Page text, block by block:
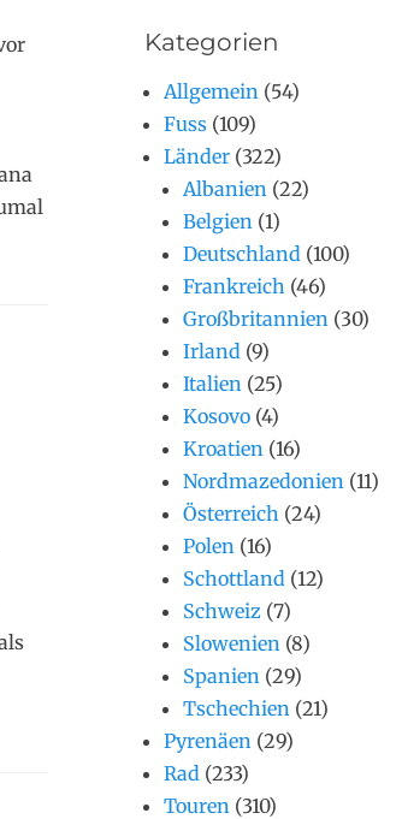
Kategorien
Allgemein (54)
Fuss (109)
Länder (322)
Albanien (22)
Belgien (1)
Deutschland (100)
Frankreich (46)
Großbritannien (30)
Irland (9)
Italien (25)
Kosovo (4)
Kroatien (16)
Nordmazedonien (11)
Österreich (24)
Polen (16)
Schottland (12)
Schweiz (7)
Slowenien (8)
Spanien (29)
Tschechien (21)
Pyrenäen (29)
Rad (233)
Touren (310)